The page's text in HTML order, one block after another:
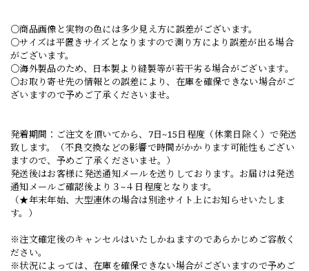
○商品画像と実物の色には多少見え方に誤差がございます。
○サイズは平置きサイズとなりますので測り方により誤差が出る場合
がございます。
○海外製品のため、日本製より縫製等が若干劣る場合がございます。
○お取り寄せ先の情報との誤差により、在庫を確保できない場合がご
ざいますので予めご了承くださいませ。
発着期間：ご注文を頂いてから、7日~15日程度（休業日除く）で発送
致します。（不良交換などの影響で時間がかかります可能性もござい
ますので、予めご了承くださいませ。）
発送後はお客様に発送通知メールを送りしております。お届けは発送
通知メールご確認後より３~４日程度となります。
（★年末年始、大型連休の場合は別途サイト上にお知らせいたしま
す。）
※注文確定後のキャンセルはいたしかねますのであらかじめご容赦く
ださい。
※状況によっては、在庫を確保できない場合がございますので予めご